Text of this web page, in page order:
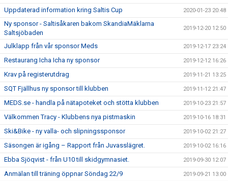
Uppdaterad information kring Saltis Cup 2020-01-23 20:48
Ny sponsor - Saltisåkaren bakom SkandiaMäklarna
Saltsjöbaden
2019-12-20 12:50
Julklapp från vår sponsor Meds 2019-12-17 23:24
Restaurang Icha Icha ny sponsor 2019-12-12 16:26
Krav på registerutdrag 2019-11-21 13:25
SQT Fjällhus ny sponsor till klubben 2019-11-12 21:47
MEDS.se - handla på nätapoteket och stötta klubben 2019-10-23 21:57
Välkommen Tracy - Klubbens nya pistmaskin 2019-10-16 18:31
Ski&Bike - ny valla- och slipningssponsor 2019-10-02 21:27
Säsongen är igång – Rapport från Juvasslägret. 2019-10-02 16:16
Ebba Sjöqvist - från U10 till skidgymnasiet. 2019-09-30 12:07
Anmälan till träning öppnar Söndag 22/9 2019-09-21 13:00